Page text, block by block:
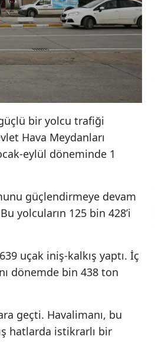
güçlü bir yolcu trafiği
Hava Meydanları
eylül döneminde 1
güçlendirmeye devam
yolcuların 125 bin 428’i
uçak iniş-kalkış yaptı. İç
dönemde bin 438 ton
geçti. Havalimanı, bu
hatlarda istikrarlı bir